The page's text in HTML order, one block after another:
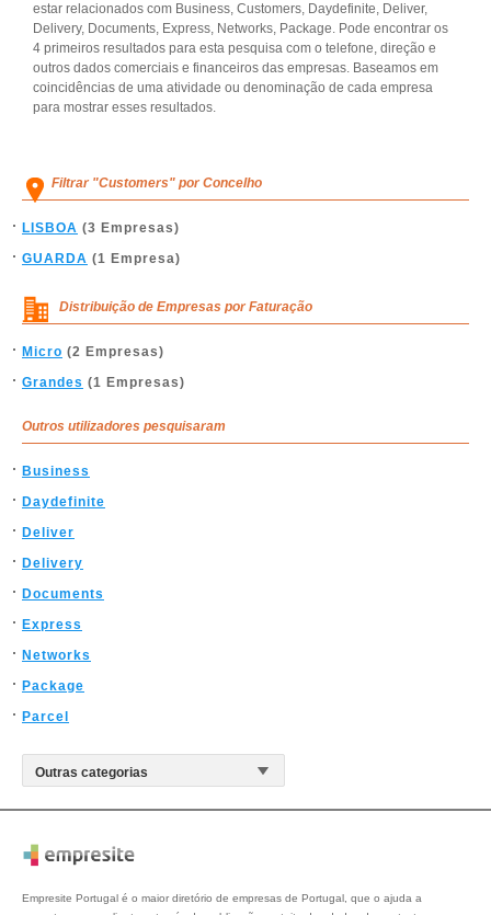
estar relacionados com Business, Customers, Daydefinite, Deliver,
Delivery, Documents, Express, Networks, Package. Pode encontrar os
4 primeiros resultados para esta pesquisa com o telefone, direção e
outros dados comerciais e financeiros das empresas. Baseamos em
coincidências de uma atividade ou denominação de cada empresa
para mostrar esses resultados.
Filtrar "Customers" por Concelho
LISBOA (3 Empresas)
GUARDA (1 Empresa)
Distribuição de Empresas por Faturação
Micro (2 Empresas)
Grandes (1 Empresas)
Outros utilizadores pesquisaram
Business
Daydefinite
Deliver
Delivery
Documents
Express
Networks
Package
Parcel
Empresite Portugal é o maior diretório de empresas de Portugal, que o ajuda a